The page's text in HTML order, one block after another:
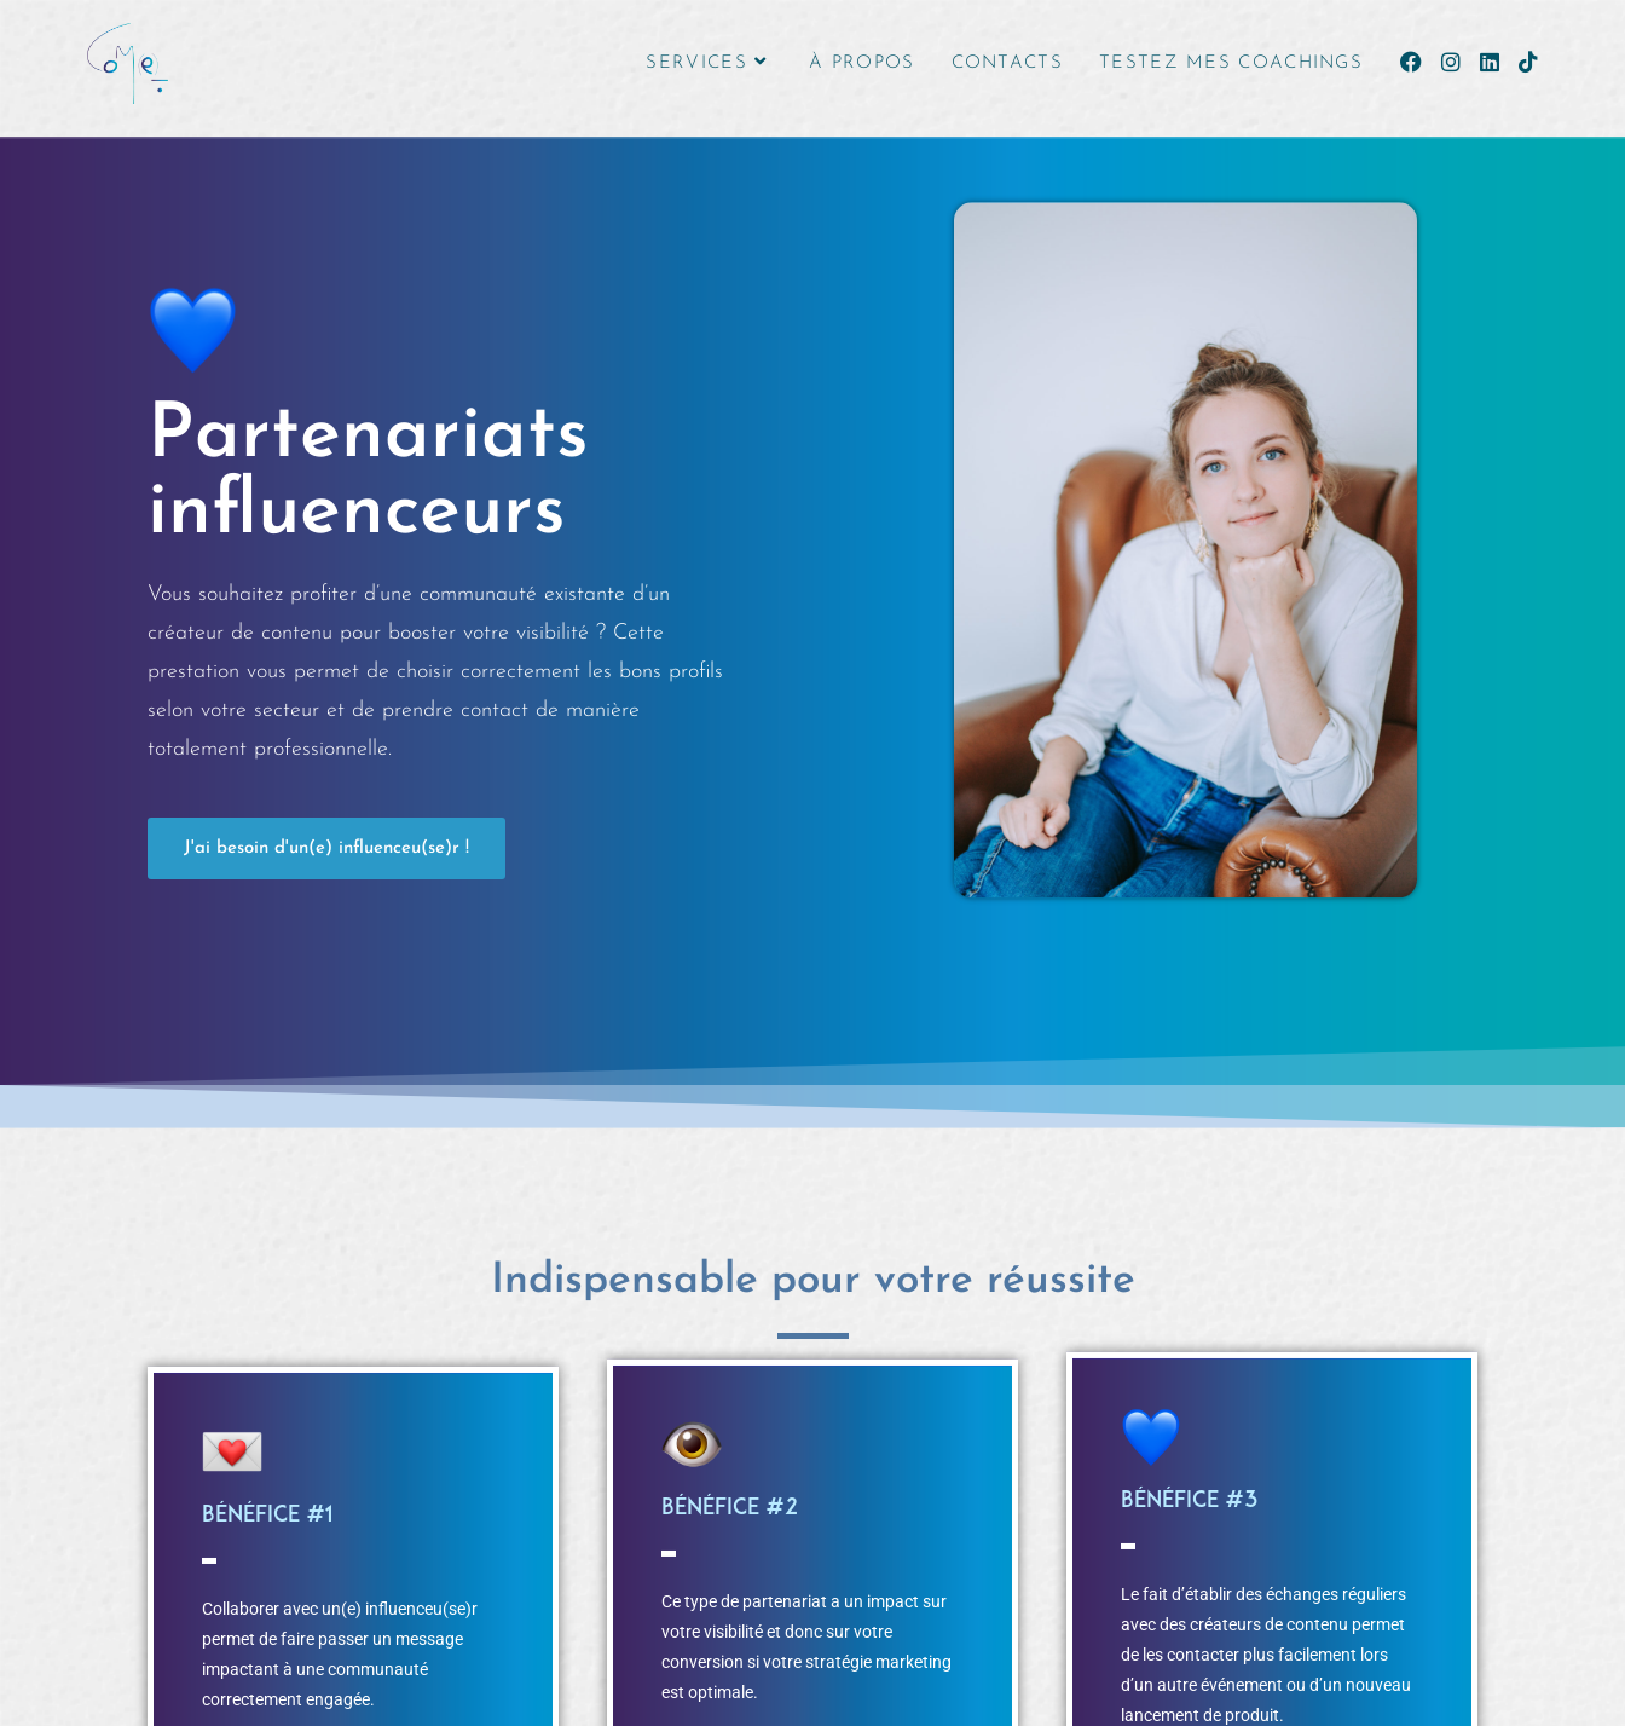
SERVICES À PROPOS CONTACTS TESTEZ MES COACHINGS
Partenariats
influenceurs
Vous souhaitez profiter d’une communauté existante d’un
créateur de contenu pour booster votre visibilité ? Cette
prestation vous permet de choisir correctement les bons profils
selon votre secteur et de prendre contact de manière
totalement professionnelle.
J'ai besoin d'un(e) influenceu(se)r !
Indispensable pour votre réussite
Bénéfice #1
Collaborer avec un(e) influenceu(se)r
permet de faire passer un message
impactant à une communauté
correctement engagée.
Bénéfice #2
Ce type de partenariat a un impact sur
votre visibilité et donc sur votre
conversion si votre stratégie marketing
est optimale.
Bénéfice #3
Le fait d’établir des échanges réguliers
avec des créateurs de contenu permet
de les contacter plus facilement lors
d’un autre événement ou d’un nouveau
lancement de produit.